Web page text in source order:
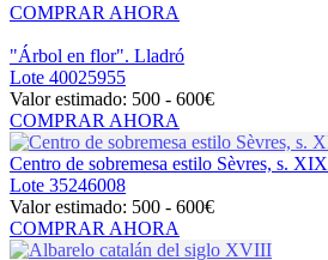
COMPRAR AHORA
"Árbol en flor". Lladró
Lote 40025955
Valor estimado: 500 - 600€
COMPRAR AHORA
Centro de sobremesa estilo Sèvres, s. XIX
Lote 35246008
Valor estimado: 500 - 600€
COMPRAR AHORA